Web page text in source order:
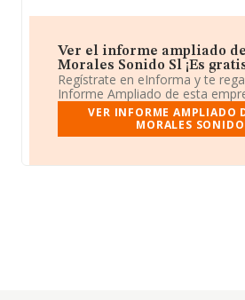
Ver el informe ampliado
Morales Sonido Sl ¡Es
Regístrate en eInforma y te
Informe Ampliado de esta
VER INFORME AMPLIADO
MORALES